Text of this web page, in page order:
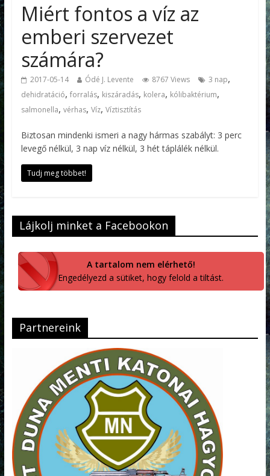
Miért fontos a víz az
emberi szervezet
számára?
2017-05-14 Ódé J. Levente 8767 Views 3 nap,
dehidratáció, forralás, kiszáradás, kolera, kólibaktérium,
salmonella, vérhas, Víz, Víztisztítás
Biztosan mindenki ismeri a nagy hármas szabályt: 3 perc
levegő nélkül, 3 nap víz nélkül, 3 hét táplálék nélkül.
Tudj meg többet!
Lájkolj minket a Facebookon
A tartalom nem elérhető!
Engedélyezd a sütiket, hogy felold a tiltást.
Partnereink